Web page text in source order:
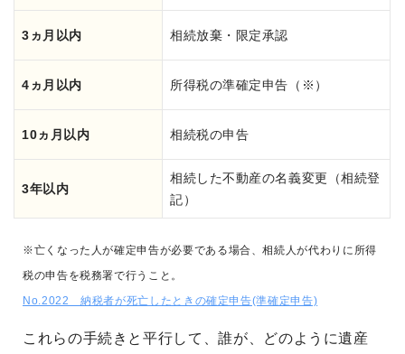
3ヵ月以内 相続放棄・限定承認
4ヵ月以内 所得税の準確定申告（※）
10ヵ月以内 相続税の申告
3年以内
相続した不動産の名義変更（相続登
記）
※亡くなった人が確定申告が必要である場合、相続人が代わりに所得
税の申告を税務署で行うこと。
No.2022 納税者が死亡したときの確定申告(準確定申告)
これらの手続きと平行して、誰が、どのように遺産